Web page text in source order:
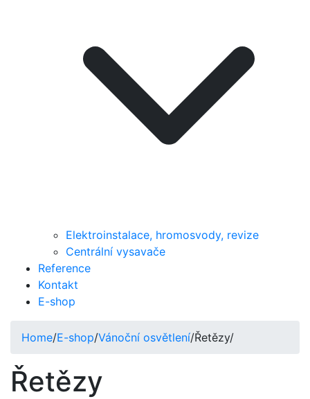
Elektroinstalace, hromosvody, revize
Centrální vysavače
Reference
Kontakt
E-shop
Home/E-shop/Vánoční osvětlení/Řetězy/
Řetězy